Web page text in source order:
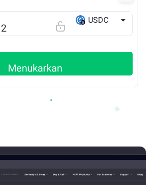
USDC
Menukarkan